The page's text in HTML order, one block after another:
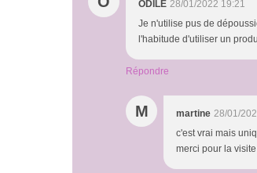
ODILE 28/01/2022 19:21
Je n'utilise pus de
l'habitude d'utiliser un
Répondre
M martine 28/01/
c'est vrai mais
merci pour la visite